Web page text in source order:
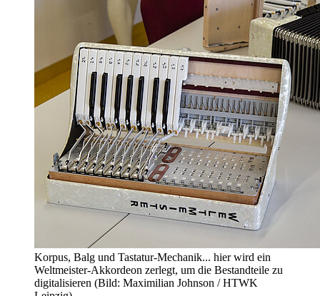
Korpus, Balg und Tastatur-Mechanik... hier wird ein
Weltmeister-Akkordeon zerlegt, um die Bestandteile zu
digitalisieren (Bild: Maximilian Johnson / HTWK